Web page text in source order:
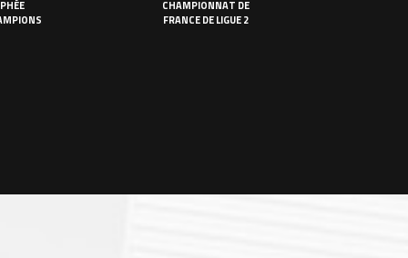
CHAMPIONNAT DE
FRANCE DE LIGUE 2